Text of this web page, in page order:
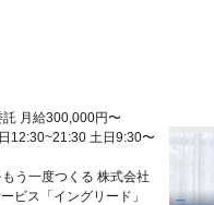
月給300,000円〜
12:30~21:30 土日9:30〜
う一度つくる 株式会社
ビス「イングリード」